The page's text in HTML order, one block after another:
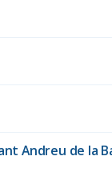
Andreu de la